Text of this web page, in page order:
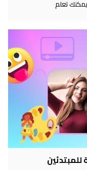
يمكنك تعلم